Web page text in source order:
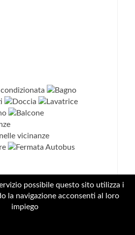
09/2026 al 20/09/2026
possibile questo sito utilizza i
la navigazione acconsenti al loro
impiego